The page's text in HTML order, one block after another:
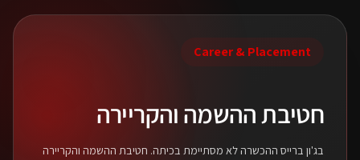
Career & Placement
חטיבת ההשמה והקריירה
בג'ון ברייס ההכשרה לא מסתיימת בכיתה. חטיבת ההשמה והקריירה